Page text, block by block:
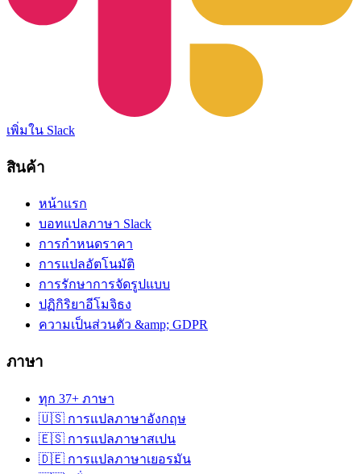
เพิ่มใน Slack
สินค้า
หน้าแรก
บอทแปลภาษา Slack
การกำหนดราคา
การแปลอัตโนมัติ
การรักษาการจัดรูปแบบ
ปฏิกิริยาอีโมจิธง
ความเป็นส่วนตัว &amp; GDPR
ภาษา
ทุก 37+ ภาษา
🇺🇸 การแปลภาษาอังกฤษ
🇪🇸 การแปลภาษาสเปน
🇩🇪 การแปลภาษาเยอรมัน